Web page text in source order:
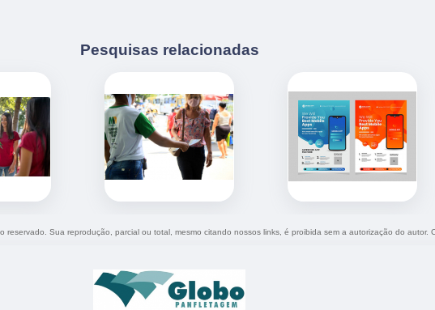
Pesquisas relacionadas
reservado. Sua reprodução, parcial ou total, mesmo citando nossos links, é proibida sem a autorização do autor.